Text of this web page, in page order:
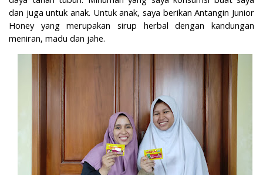
dan juga untuk anak. Untuk anak, saya berikan Antangin Junior
Honey yang merupakan sirup herbal dengan kandungan
meniran, madu dan jahe.